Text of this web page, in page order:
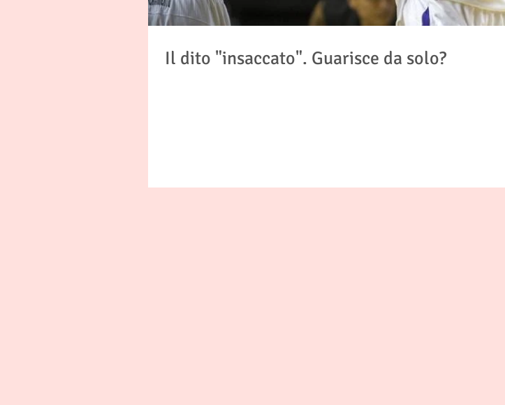
Il dito "insaccato". Guarisce da solo?